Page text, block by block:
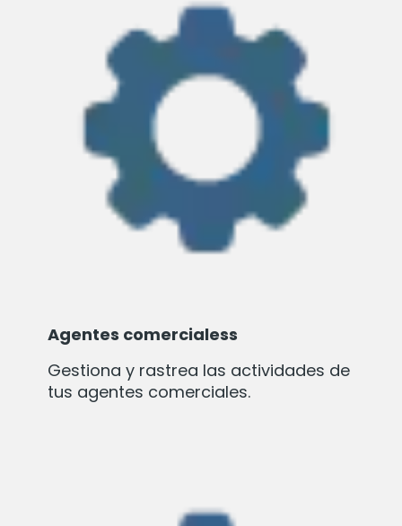
Agentes comercialess
Gestiona y rastrea las actividades de
tus agentes comerciales.